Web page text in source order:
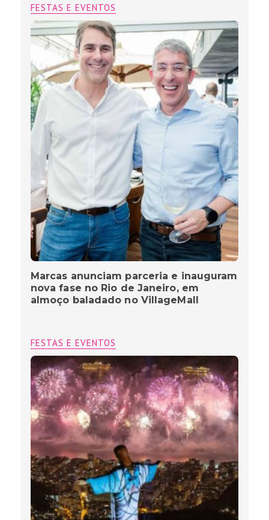
FESTAS E EVENTOS
Marcas anunciam parceria e inauguram
nova fase no Rio de Janeiro, em
almoço baladado no VillageMall
FESTAS E EVENTOS